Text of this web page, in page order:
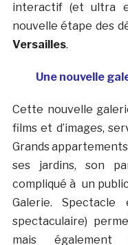
interactif (et ultra
nouvelle étape des
Versailles.
Une nouvelle
Cette nouvelle
films et d’images,
Grands
ses jardins, son
compliqué à un
Galerie. Spectacle
spectaculaire)
mais